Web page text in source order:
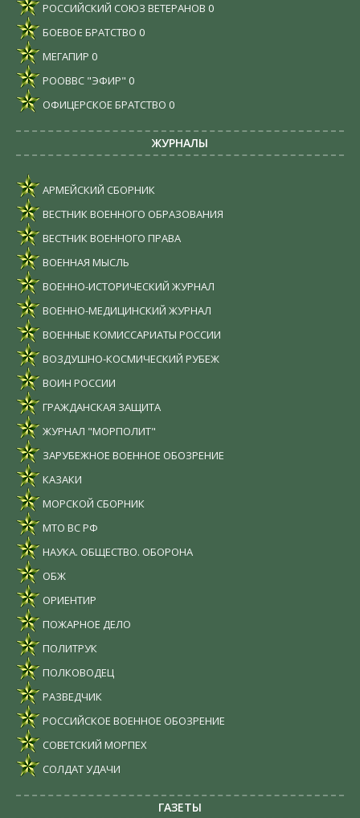
РОССИЙСКИЙ СОЮЗ ВЕТЕРАНОВ 0
БОЕВОЕ БРАТСТВО 0
МЕГАПИР 0
РООВВС "ЭФИР" 0
ОФИЦЕРСКОЕ БРАТСТВО 0
ЖУРНАЛЫ
АРМЕЙСКИЙ СБОРНИК
ВЕСТНИК ВОЕННОГО ОБРАЗОВАНИЯ
ВЕСТНИК ВОЕННОГО ПРАВА
ВОЕННАЯ МЫСЛЬ
ВОЕННО-ИСТОРИЧЕСКИЙ ЖУРНАЛ
ВОЕННО-МЕДИЦИНСКИЙ ЖУРНАЛ
ВОЕННЫЕ КОМИССАРИАТЫ РОССИИ
ВОЗДУШНО-КОСМИЧЕСКИЙ РУБЕЖ
ВОИН РОССИИ
ГРАЖДАНСКАЯ ЗАЩИТА
ЖУРНАЛ "МОРПОЛИТ"
ЗАРУБЕЖНОЕ ВОЕННОЕ ОБОЗРЕНИЕ
КАЗАКИ
МОРСКОЙ СБОРНИК
МТО ВС РФ
НАУКА. ОБЩЕСТВО. ОБОРОНА
ОБЖ
ОРИЕНТИР
ПОЖАРНОЕ ДЕЛО
ПОЛИТРУК
ПОЛКОВОДЕЦ
РАЗВЕДЧИК
РОССИЙСКОЕ ВОЕННОЕ ОБОЗРЕНИЕ
СОВЕТСКИЙ МОРПЕХ
СОЛДАТ УДАЧИ
ГАЗЕТЫ